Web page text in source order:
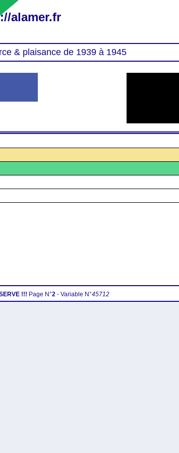
alamer.fr
& plaisance de 1939 à 1945
!!! Page N°2 - Variable N°45712